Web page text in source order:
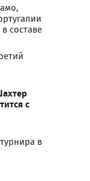
составе
с
в